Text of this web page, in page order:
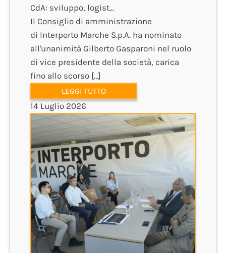
CdA: sviluppo, logist...
Il Consiglio di amministrazione
di Interporto Marche S.p.A. ha nominato
all'unanimità Gilberto Gasparoni nel ruolo
di vice presidente della società, carica
fino allo scorso […]
LEGGI TUTTO
14 Luglio 2026